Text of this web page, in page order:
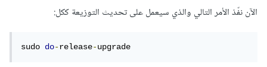
الآن نفّذ الأمر التالي والذي سيعمل على تحديث التوزيعة ككل:
sudo do-release-upgrade